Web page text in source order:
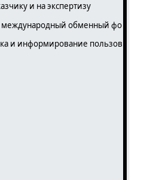
и на экспертизу
международный обменный формат IFC
и информирование пользователей